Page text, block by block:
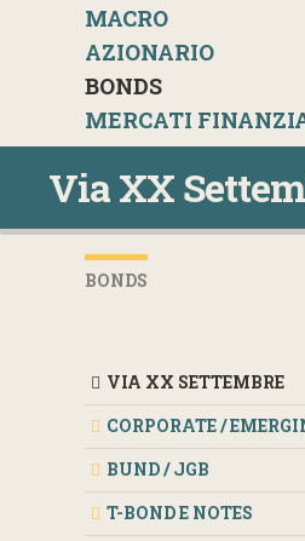
MACRO
AZIONARIO
BONDS
MERCATI
Via XX
BONDS
VIA XX SETTEMBRE
CORPORATE /
BUND / JGB
T-BOND E NOTES